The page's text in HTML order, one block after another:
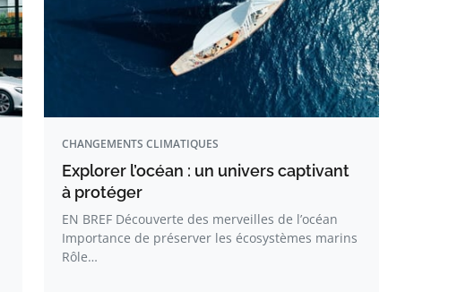
CHANGEMENTS CLIMATIQUES
Explorer l’océan : un univers captivant
à protéger
EN BREF Découverte des merveilles de l’océan
Importance de préserver les écosystèmes marins
Rôle…